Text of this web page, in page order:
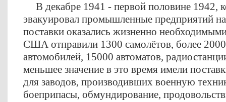
В декабре 1941 - первой половине 1942,
эвакуировал промышленные предприятий
поставки оказались жизненно
США отправили 1300 самолётов, более
автомобилей, 15000 автоматов,
меньшее значение в это время имели
для заводов, производивших военную
боеприпасы, обмундирование,